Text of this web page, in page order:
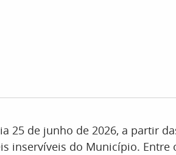
25 de junho de 2026, a partir
inservíveis do Município. Entre